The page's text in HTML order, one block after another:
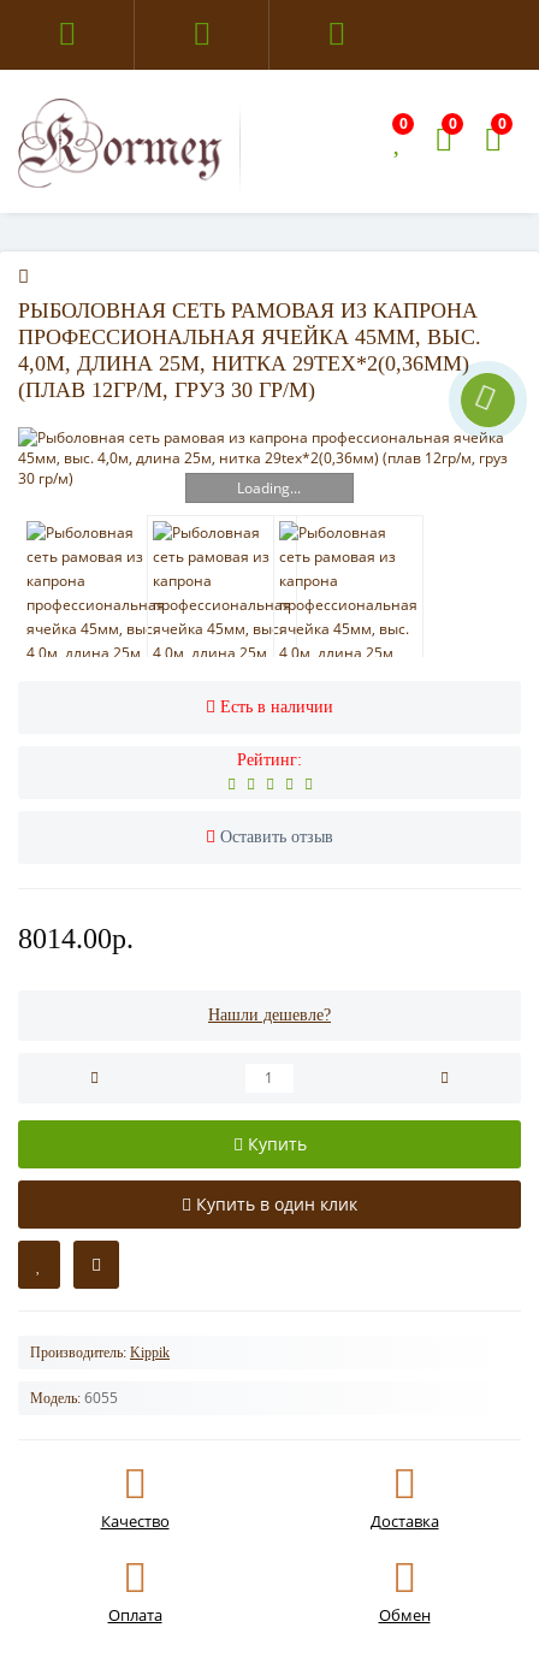
0 0 0
РЫБОЛОВНАЯ СЕТЬ РАМОВАЯ ИЗ КАПРОНА
ПРОФЕССИОНАЛЬНАЯ ЯЧЕЙКА 45ММ, ВЫС.
4,0М, ДЛИНА 25М, НИТКА 29TEX*2(0,36ММ)
(ПЛАВ 12ГР/М, ГРУЗ 30 ГР/М)
Loading...
Есть в наличии
Рейтинг:
Оставить отзыв
8014.00р.
Нашли дешевле?
Купить
Купить в один клик
Производитель: Kippik
Модель: 6055
Качество Доставка
Оплата Обмен